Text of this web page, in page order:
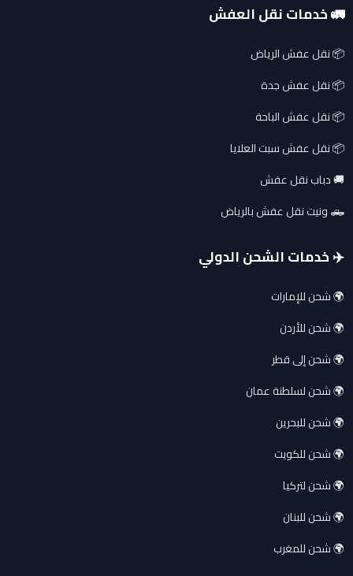
🚛 خدمات نقل العفش
📦 نقل عفش الرياض
📦 نقل عفش جدة
📦 نقل عفش الباحة
📦 نقل عفش سبت العلايا
🚚 دباب نقل عفش
🛻 ونيت نقل عفش بالرياض
✈️ خدمات الشحن الدولي
🌍 شحن للإمارات
🌍 شحن للأردن
🌍 شحن إلى قطر
🌍 شحن لسلطنة عمان
🌍 شحن للبحرين
🌍 شحن للكويت
🌍 شحن لتركيا
🌍 شحن للبنان
🌍 شحن للمغرب